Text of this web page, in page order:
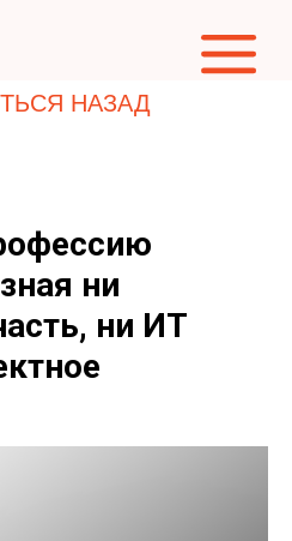
ни
ни ИТ